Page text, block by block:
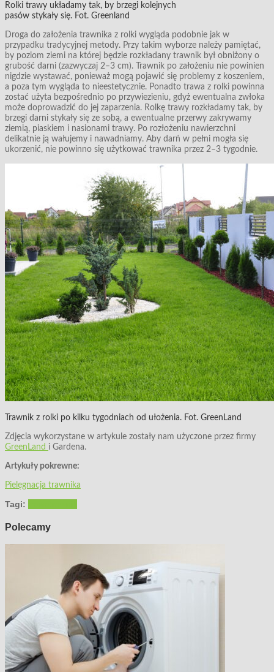
Rolki trawy układamy tak, by brzegi kolejnych
pasów stykały się. Fot. Greenland
Droga do założenia trawnika z rolki wygląda podobnie jak w
przypadku tradycyjnej metody. Przy takim wyborze należy pamiętać,
by poziom ziemi na której będzie rozkładany trawnik był obniżony o
grubość darni (zazwyczaj 2–3 cm). Trawnik po założeniu nie powinien
nigdzie wystawać, ponieważ mogą pojawić się problemy z koszeniem,
a poza tym wygląda to nieestetycznie. Ponadto trawa z rolki powinna
zostać użyta bezpośrednio po przywiezieniu, gdyż ewentualna zwłoka
może doprowadzić do jej zaparzenia. Rolkę trawy rozkładamy tak, by
brzegi darni stykały się ze sobą, a ewentualne przerwy zakrywamy
ziemią, piaskiem i nasionami trawy. Po rozłożeniu nawierzchni
delikatnie ją wałujemy i nawadniamy. Aby darń w pełni mogła się
ukorzenić, nie powinno się użytkować trawnika przez 2–3 tygodnie.
Trawnik z rolki po kilku tygodniach od ułożenia. Fot. GreenLand
Zdjęcia wykorzystane w artykule zostały nam użyczone przez firmy
GreenLand i Gardena.
Artykuły pokrewne:
Pielęgnacja trawnika
Tagi:
Polecamy